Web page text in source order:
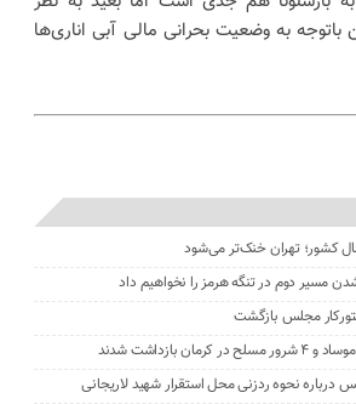
به وضعیت بحرانی مالی آبی اناری‌ها
کشور؛ تهران خنک‌تر می‌شود
مسیر دوم در تنگه هرمز را نخواهیم داد
مجلس بازگشت
درباره نحوه ردزنی محل استقرار شهید لاریجانی